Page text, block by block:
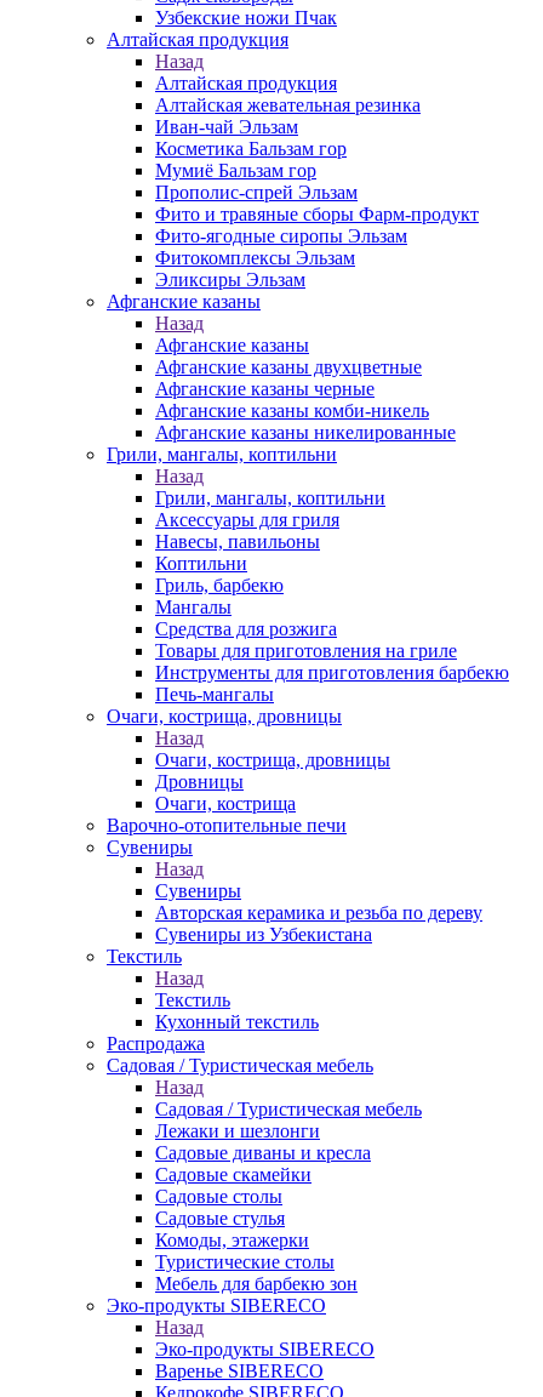
Узбекские ножи Пчак
Алтайская продукция
Назад
Алтайская продукция
Алтайская жевательная резинка
Иван-чай Эльзам
Косметика Бальзам гор
Мумиё Бальзам гор
Прополис-спрей Эльзам
Фито и травяные сборы Фарм-продукт
Фито-ягодные сиропы Эльзам
Фитокомплексы Эльзам
Эликсиры Эльзам
Афганские казаны
Назад
Афганские казаны
Афганские казаны двухцветные
Афганские казаны черные
Афганские казаны комби-никель
Афганские казаны никелированные
Грили, мангалы, коптильни
Назад
Грили, мангалы, коптильни
Аксессуары для гриля
Навесы, павильоны
Коптильни
Гриль, барбекю
Мангалы
Средства для розжига
Товары для приготовления на гриле
Инструменты для приготовления барбекю
Печь-мангалы
Очаги, кострища, дровницы
Назад
Очаги, кострища, дровницы
Дровницы
Очаги, кострища
Варочно-отопительные печи
Сувениры
Назад
Сувениры
Авторская керамика и резьба по дереву
Сувениры из Узбекистана
Текстиль
Назад
Текстиль
Кухонный текстиль
Распродажа
Садовая / Туристическая мебель
Назад
Садовая / Туристическая мебель
Лежаки и шезлонги
Садовые диваны и кресла
Садовые скамейки
Садовые столы
Садовые стулья
Комоды, этажерки
Туристические столы
Мебель для барбекю зон
Эко-продукты SIBERECO
Назад
Эко-продукты SIBERECO
Варенье SIBERECO
Кедрокофе SIBERECO